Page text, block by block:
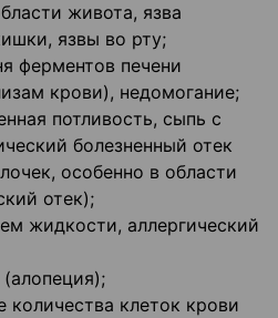
живота, язва
язвы во рту;
печени
крови), недомогание;
потливость, сыпь с
болезненный отек
особенно в области
отек);
жидкости, аллергический
клеток крови